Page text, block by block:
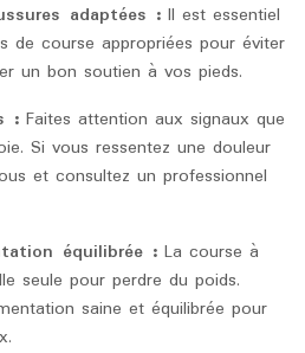
adaptées : Il est essentiel
de course appropriées pour éviter
un bon soutien à vos pieds.
: Faites attention aux signaux que
Si vous ressentez une douleur
et consultez un professionnel
équilibrée : La course à
seule pour perdre du poids.
saine et équilibrée pour